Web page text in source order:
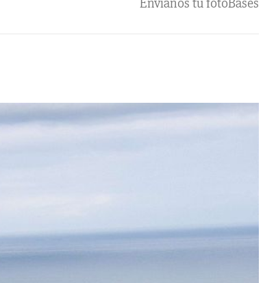
Envíanos tu fotoBases